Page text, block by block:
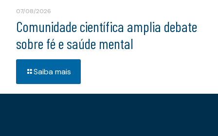
07/08/2026
Comunidade científica amplia debate
sobre fé e saúde mental
Saiba mais